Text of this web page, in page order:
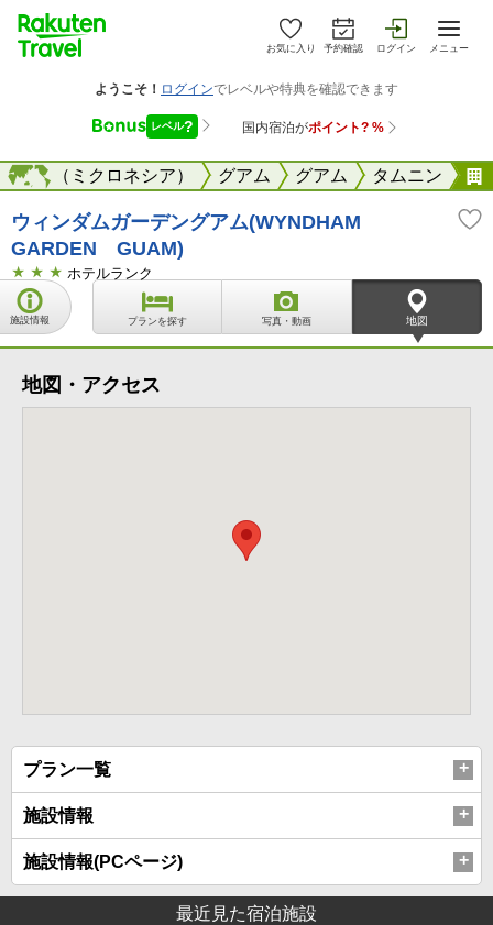
お気に入り 予約確認 ログイン メニュー
パン（ミクロネシア） グアム グアム タムニン
海外
ウィンダムガーデングアム(WYNDHAM
GARDEN GUAM)
ホテルランク
施設情報 プランを探す 写真・動画 地図
地図・アクセス
プラン一覧
施設情報
施設情報(PCページ)
最近見た宿泊施設